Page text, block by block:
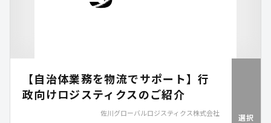
【自治体業務を物流でサポート】行
政向けロジスティクスのご紹介
佐川グローバルロジスティクス株式会社 選択